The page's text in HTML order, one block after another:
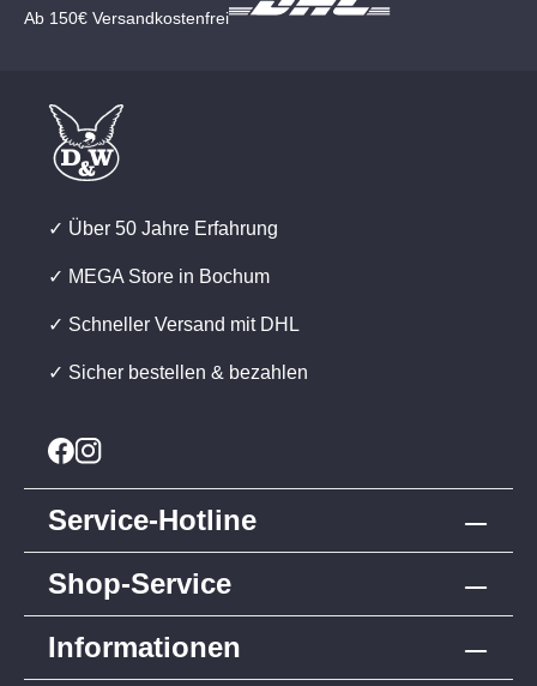
Ab 150€ Versandkostenfrei
✓ Über 50 Jahre Erfahrung
✓ MEGA Store in Bochum
✓ Schneller Versand mit DHL
✓ Sicher bestellen & bezahlen
Service-Hotline
Shop-Service
Informationen